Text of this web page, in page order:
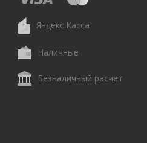
Яндекс.Касса
Наличные
Безналичный расчет